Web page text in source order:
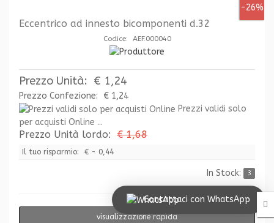
-26%
Eccentrico ad innesto bicomponenti d.32
Codice: AEF.000040
Prezzo Unità: € 1,24
Prezzo Confezione:
€ 1,24
Prezzi validi solo
per acquisti Online ...
Prezzo Unità lordo: € 1,68
Il tuo risparmio: € - 0,44
In Stock: 3
visualizzazione rapida
Contattaci con WhatsApp